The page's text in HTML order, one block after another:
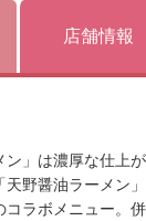
店舗情報
ン」は濃厚な仕上
天野醤油ラーメン
コラボメニュー。